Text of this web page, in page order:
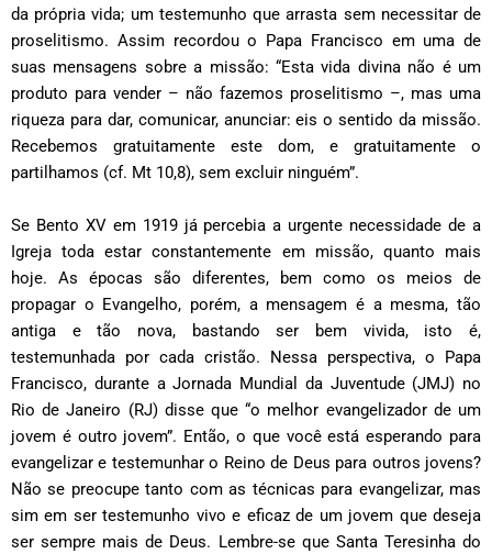
da própria vida; um testemunho que arrasta sem necessitar de
proselitismo. Assim recordou o Papa Francisco em uma de
suas mensagens sobre a missão: “Esta vida divina não é um
produto para vender – não fazemos proselitismo –, mas uma
riqueza para dar, comunicar, anunciar: eis o sentido da missão.
Recebemos gratuitamente este dom, e gratuitamente o
partilhamos (cf. Mt 10,8), sem excluir ninguém”.
Se Bento XV em 1919 já percebia a urgente necessidade de a
Igreja toda estar constantemente em missão, quanto mais
hoje. As épocas são diferentes, bem como os meios de
propagar o Evangelho, porém, a mensagem é a mesma, tão
antiga e tão nova, bastando ser bem vivida, isto é,
testemunhada por cada cristão. Nessa perspectiva, o Papa
Francisco, durante a Jornada Mundial da Juventude (JMJ) no
Rio de Janeiro (RJ) disse que “o melhor evangelizador de um
jovem é outro jovem”. Então, o que você está esperando para
evangelizar e testemunhar o Reino de Deus para outros jovens?
Não se preocupe tanto com as técnicas para evangelizar, mas
sim em ser testemunho vivo e eficaz de um jovem que deseja
ser sempre mais de Deus. Lembre-se que Santa Teresinha do